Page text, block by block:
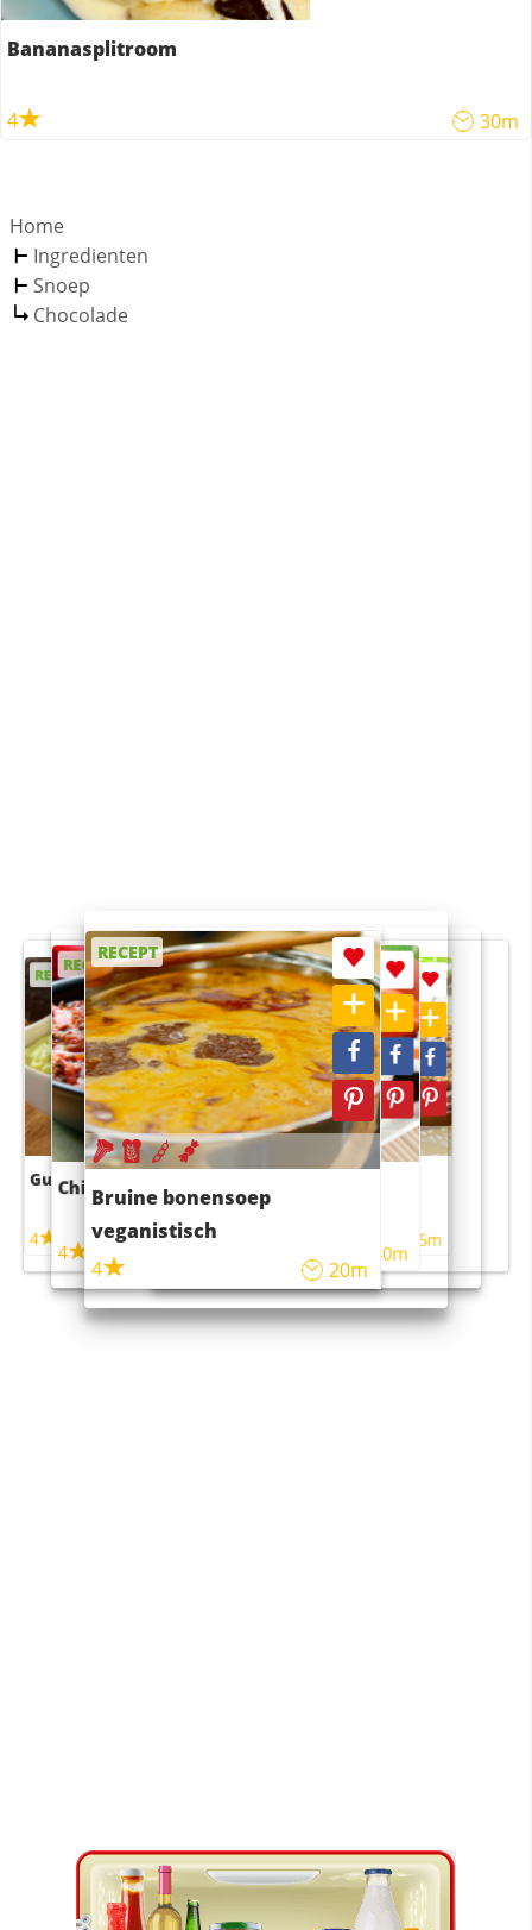
Bananasplitroom
4 30m
Home
Ingredienten
Snoep
Chocolade
RECEPT
Guacamole
4
RECEPT
Chili con carne
4 45m
RECEPT
Bruine bonensoep
veganistisch
4
20m
RECEPT
Sushi rijstsalade
maaltijdsalade
40m
RECEPT
4 55m